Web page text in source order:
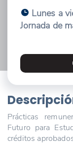
Lunes a
Jornada de
Prácticas
Futuro para
créditos